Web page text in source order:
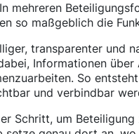
mehreren
so maßgeblich die
transparenter und
Informationen
So
und verbindbar
Schritt, um